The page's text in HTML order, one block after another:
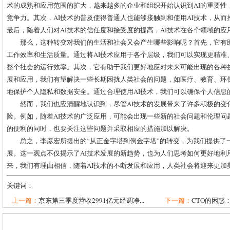
术的成熟和应用范围的扩大，越来越多的企业和组织开始认识到AI的重要
竞争力。其次，AI技术的普及使得普通人也能够接触到和使用AI技术，从
最后，随着人们对AI技术的信任度和接受度的提高，AI技术在各个领域的
那么，这种转变对我们的生活和社会又会产生哪些影响呢？首先，它
工作效率和生活质量。通过将AI技术应用于各个层级，我们可以实现更精
整个社会的运行效率。其次，它有助于我们更好地应对未来可能出现的各
展和应用，我们有望解决一些长期困扰人类社会的问题，如医疗、教育、
地保护个人隐私和数据安全。通过合理使用AI技术，我们可以确保个人信
然而，我们也应清醒地认识到，尽管AI技术的发展带来了许多积极的
险。例如，随着AI技术的广泛应用，可能会出现一些新的社会问题和伦理
的便利的同时，也要关注这些问题并采取相应的措施加以解决。
总之，李彦宏所提出的“从正金字塔到倒金字塔”的转变，为我们提供
展。这一观点不仅揭示了AI技术发展的新趋势，也为人们思考如何更好地
来，我们有理由相信，随着AI技术的不断发展和应用，人类社会将迎来更加
关键词：
上一篇： 京东第三季度营收2991亿元经调净... 下一篇： CTO的困惑